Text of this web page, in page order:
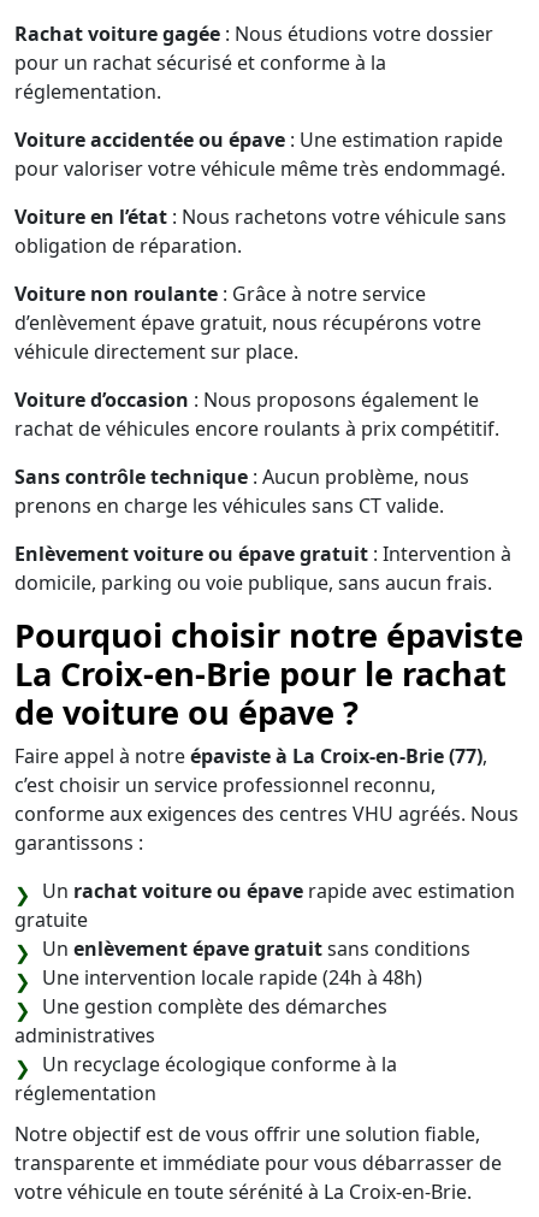
Rachat voiture gagée : Nous étudions votre dossier
pour un rachat sécurisé et conforme à la
réglementation.
Voiture accidentée ou épave : Une estimation rapide
pour valoriser votre véhicule même très endommagé.
Voiture en l’état : Nous rachetons votre véhicule sans
obligation de réparation.
Voiture non roulante : Grâce à notre service
d’enlèvement épave gratuit, nous récupérons votre
véhicule directement sur place.
Voiture d’occasion : Nous proposons également le
rachat de véhicules encore roulants à prix compétitif.
Sans contrôle technique : Aucun problème, nous
prenons en charge les véhicules sans CT valide.
Enlèvement voiture ou épave gratuit : Intervention à
domicile, parking ou voie publique, sans aucun frais.
Pourquoi choisir notre épaviste
La Croix-en-Brie pour le rachat
de voiture ou épave ?
Faire appel à notreépaviste à La Croix-en-Brie (77),
c’est choisir un service professionnel reconnu,
conforme aux exigences des centres VHU agréés. Nous
garantissons :
Un rachat voiture ou épave rapide avec estimation
gratuite
Un enlèvement épave gratuitsans conditions
Une intervention locale rapide (24h à 48h)
Une gestion complète des démarches
administratives
Un recyclage écologique conforme à la
réglementation
Notre objectif est de vous offrir une solution fiable,
transparente et immédiate pour vous débarrasser de
votre véhicule en toute sérénité à La Croix-en-Brie.